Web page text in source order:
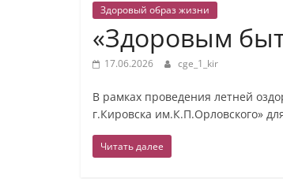
Здоровый образ жизни
«Здоровым
17.06.2026 cge_1_kir
В рамках проведения летней
г.Кировска им.К.П.Орловского»
Читать далее